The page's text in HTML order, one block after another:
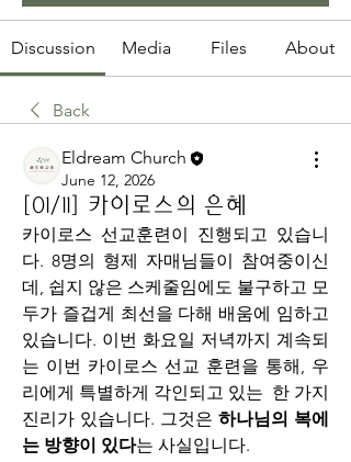
Discussion Media Files About
Back
Eldream Church
June 12, 2026
[01/11] 카이로스의 은혜
카이로스 선교훈련이 진행되고 있습니
다. 8명의 형제 자매님들이 참여중이신
데, 쉽지 않은 스케줄임에도 불구하고 모
두가 즐겁게 최선을 다해 배움에 임하고
있습니다. 이번 화요일 저녁까지 계속되
는 이번 카이로스 선교 훈련을 통해, 우
리에게 특별하게 각인되고 있는  한 가지
진리가 있습니다. 그것은 하나님의 복에
는 방향이 있다는 사실입니다.